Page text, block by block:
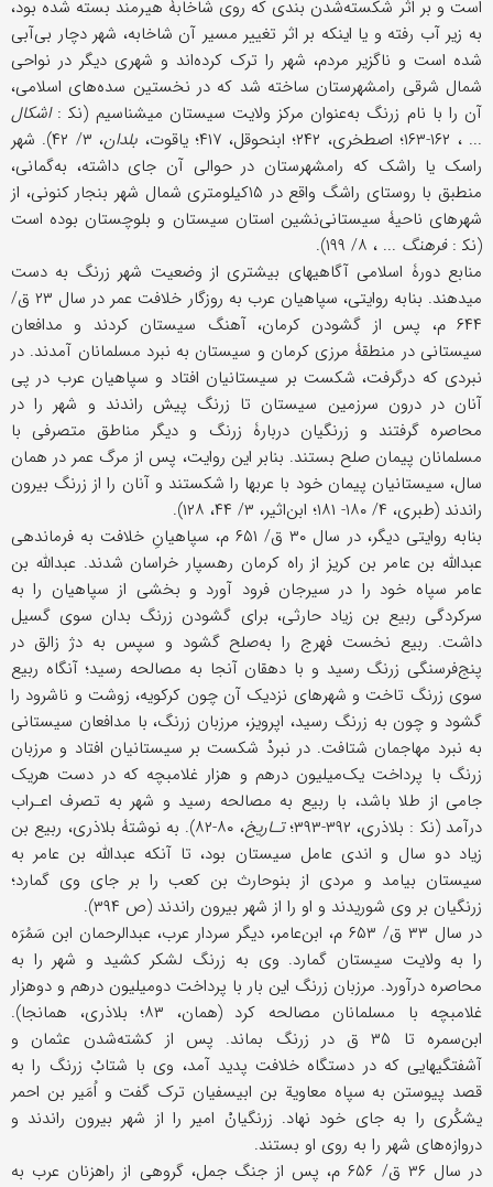
است و بر اثر شکسته‌شدن بندی که روی شاخابۀ هیرمند بسته شده بود،
به زیر آب رفته و یا اینکه بر اثر تغییر مسیر آن شاخابه، شهر دچار بی‌آبی
شده است و ناگزیر مردم، شهر را ترک کرده‌اند و شهری دیگر در نواحی
شمال شرقی رام‏شهرستان ساخته شد که در نخستین سده‌های اسلامی،
آن را با نام زرنگ به‌عنوان مرکز ولایت سیستان می‏شناسیم (نک‍ :اشکال
... ، ۱۶۲-۱۶۳؛ اصطخری، ۲۴۲؛ ابن‏حوقل، ۴۱۷؛ یاقوت،
بلدان
، ۳/ ۴۲). شهر
راسک یا راشک که رام‏شهرستان در حوالی آن جای داشته، به‌گمانی،
منطبق با روستای راشگ واقع در ۱۵کیلومتری شمال شهر بنجار کنونی، از
شهرهای ناحیۀ سیستانی‌نشین استان سیستان و بلوچستان بوده است
(نک‍ :فرهنگ ... ، ۸/ ۱۹۹).
منابع دورۀ اسلامی آگاهیهای بیشتری از وضعیت شهر زرنگ به دست
می‏دهند. بنابه روایتی، سپاهیان عرب به روزگار خلافت عمر در سال ۲۳ ق/
۶۴۴ م، پس از گشودن کرمان، آهنگ سیستان کردند و مدافعان
سیستانی در منطقۀ مرزی کرمان و سیستان به نبرد مسلمانان آمدند. در
نبردی که درگرفت، شکست بر سیستانیان افتاد و سپاهیان عرب در پی
آنان در درون سرزمین سیستان تا زرنگ پیش راندند و شهر را در
محاصره گرفتند و زرنگیان دربارۀ زرنگ و دیگر مناطق متصرفی با
مسلمانان پیمان صلح بستند. بنابر این روایت، پس از مرگ عمر در همان
سال، سیستانیان پیمان خود با عربها را شکستند و آنان را از زرنگ بیرون
راندند (طبری، ۴/ ۱۸۰- ۱۸۱؛ ابن‌اثیر، ۳/ ۴۴، ۱۲۸).
بنابه روایتی دیگر، در سال ۳۰ ق/ ۶۵۱ م، سپاهیانِ خلافت به فرماندهی
عبدالله بن عامر بن کریز از راه کرمان رهسپار خراسان شدند. عبدالله بن
عامر سپاه خود را در سیرجان فرود آورد و بخشی از سپاهیان را به
سرکردگی ربیع بن زیاد حارثی، برای گشودن زرنگ بدان سوی گسیل
داشت. ربیع نخست فهرج را به‌صلح گشود و سپس به دژ زالق در
پنج‌فرسنگی زرنگ رسید و با دهقان آنجا به مصالحه رسید؛ آنگاه ربیع
سوی زرنگ تاخت و شهرهای نزدیک آن چون کرکویه، زوشت و ناشرود را
گشود و چون به زرنگ رسید، اپرویز، مرزبان زرنگ، با مدافعان سیستانی
به نبرد مهاجمان شتافت. در نبردْ شکست بر سیستانیان افتاد و مرزبان
زرنگ با پرداخت یک‌میلیون درهم و هزار غلام‏بچه که در دست هریک
جامی از طلا باشد، با ربیع به مصالحه رسید و شهر به تصرف اعـراب
درآمد (نک‍ : بلاذری، ۳۹۲-۳۹۳؛
تـاریخ
، ۸۰-۸۲). به نوشتۀ بلاذری، ربیع بن
زیاد دو سال و اندی عامل سیستان بود، تا آنکه عبدالله بن عامر به
سیستان بیامد و مردی از بنوحارث بن کعب را بر جای وی گمارد؛
زرنگیان بر وی شوریدند و او را از شهر بیرون راندند (ص ۳۹۴).
در سال ۳۳ ق/ ۶۵۳ م، ابن‌عامر، دیگر سردار عرب، عبدالرحمان ابن سَمُرَه
را به ولایت سیستان گمارد. وی به زرنگ لشکر کشید و شهر را به
محاصره درآورد. مرزبان زرنگ این بار با پرداخت دومیلیون درهم و دوهزار
غلام‏بچه با مسلمانان مصالحه کرد (همان، ۸۳؛ بلاذری، همانجا).
ابن‌سمره تا ۳۵ ق در زرنگ بماند. پس از کشته‌شدن عثمان و
آشفتگیهایی که در دستگاه خلافت پدید آمد، وی با شتابْ زرنگ را به
قصد پیوستن به سپاه معاویة بن ابی‏سفیان ترک گفت و اُمَیر بن احمر
یشکُری را به جای خود نهاد. زرنگیانْ امیر را از شهر بیرون راندند و
دروازه‌های شهر را به روی او بستند.
در سال ۳۶ ق/ ۶۵۶ م، پس از جنگ جمل، گروهی از راهزنان عرب به